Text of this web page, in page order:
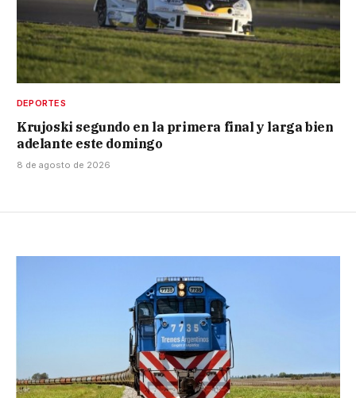
DEPORTES
Krujoski segundo en la primera final y larga bien
adelante este domingo
8 de agosto de 2026